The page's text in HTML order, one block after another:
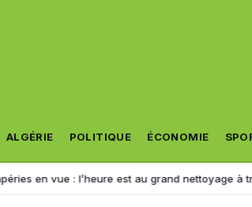
ALGÉRIE POLITIQUE ÉCONOMIE
l’heure est au grand nettoyage à travers le pays